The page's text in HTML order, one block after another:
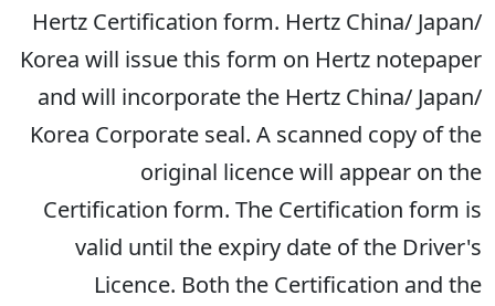
Hertz Certification form. Hertz China/ Japan/
Korea will issue this form on Hertz notepaper
and will incorporate the Hertz China/ Japan/
Korea Corporate seal. A scanned copy of the
original licence will appear on the
Certification form. The Certification form is
valid until the expiry date of the Driver's
Licence. Both the Certification and the